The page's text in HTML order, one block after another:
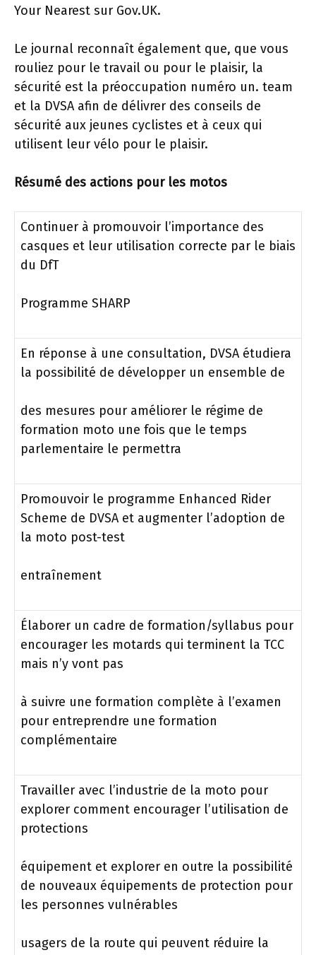
Your Nearest sur Gov.UK.
Le journal reconnaît également que, que vous
rouliez pour le travail ou pour le plaisir, la
sécurité est la préoccupation numéro un. team
et la DVSA afin de délivrer des conseils de
sécurité aux jeunes cyclistes et à ceux qui
utilisent leur vélo pour le plaisir.
Résumé des actions pour les motos
Continuer à promouvoir l’importance des
casques et leur utilisation correcte par le biais
du DfT
Programme SHARP
En réponse à une consultation, DVSA étudiera
la possibilité de développer un ensemble de
des mesures pour améliorer le régime de
formation moto une fois que le temps
parlementaire le permettra
Promouvoir le programme Enhanced Rider
Scheme de DVSA et augmenter l’adoption de
la moto post-test
entraînement
Élaborer un cadre de formation/syllabus pour
encourager les motards qui terminent la TCC
mais n’y vont pas
à suivre une formation complète à l’examen
pour entreprendre une formation
complémentaire
Travailler avec l’industrie de la moto pour
explorer comment encourager l’utilisation de
protections
équipement et explorer en outre la possibilité
de nouveaux équipements de protection pour
les personnes vulnérables
usagers de la route qui peuvent réduire la